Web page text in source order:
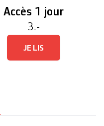
Accès 1 jour
3.-
JE LIS